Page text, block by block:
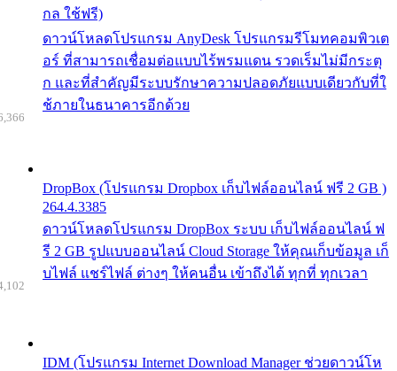
กล ใช้ฟรี)
ดาวน์โหลดโปรแกรม AnyDesk โปรแกรมรีโมทคอมพิวเต
อร์ ที่สามารถเชื่อมต่อแบบไร้พรมแดน รวดเร็มไม่มีกระตุ
ก และที่สำคัญมีระบบรักษาความปลอดภัยแบบเดียวกับที่ใ
ช้ภายในธนาคารอีกด้วย
DropBox (โปรแกรม Dropbox เก็บไฟล์ออนไลน์ ฟรี 2 GB )
264.4.3385
ดาวน์โหลดโปรแกรม DropBox ระบบ เก็บไฟล์ออนไลน์ ฟ
รี 2 GB รูปแบบออนไลน์ Cloud Storage ให้คุณเก็บข้อมูล เก็
บไฟล์ แชร์ไฟล์ ต่างๆ ให้คนอื่น เข้าถึงได้ ทุกที่ ทุกเวลา
IDM (โปรแกรม Internet Download Manager ช่วยดาวน์โห